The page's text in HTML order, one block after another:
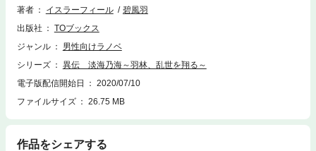
放され、室町幕府の崩壊が始まった歴史的な年。近江にある小領地・朽木
た。実は歴史好きな現代日本人の生まれ変わりである彼にはそのための知
識もある。だが、父晴綱の戦死によってその願いは脆くも崩れ去る。次期
味を失った諦念の中、彼に怖いものなどない。大家に啖呵を切り、関白の
懐刀として名を轟かせていく。その折、竹若丸はとある男と出会う。――
り出す。最強の武将と異端の軍師の誕生の瞬間を刮目せよ！ 大人気戦国
著者 イスラーフィール
碧風羽
出版社
TOブックス
ジャンル
男性向けラノベ
シリーズ
異伝 淡海乃海～羽林、乱世を翔る～
電子版配信開始日
2020/07/10
ファイルサイズ
26.75 MB
作品をシェアする